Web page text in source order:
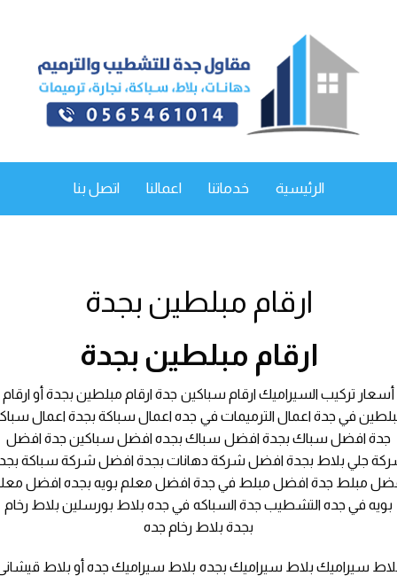
الرئيسية خدماتنا اعمالنا اتصل بنا
ارقام مبلطين بجدة
ارقام مبلطين بجدة
أسعار تركيب السيراميك ارقام سباكين جدة ارقام مبلطين بجدة أو ارقام
في جدة اعمال الترميمات في جده اعمال سباكة بجدة اعمال
جدة افضل سباك بجدة افضل سباك بجده افضل سباكين جدة افضل
جلي بلاط بجدة افضل شركة دهانات بجدة افضل شركة سباكة
مبلط جدة افضل مبلط في جدة افضل معلم بويه بجده افضل
بويه في جده التشطيب جدة السباكه في جده بلاط بورسلين بلاط رخام
بجدة بلاط رخام جده
سيراميك بلاط سيراميك بجده بلاط سيراميك جده أو بلاط